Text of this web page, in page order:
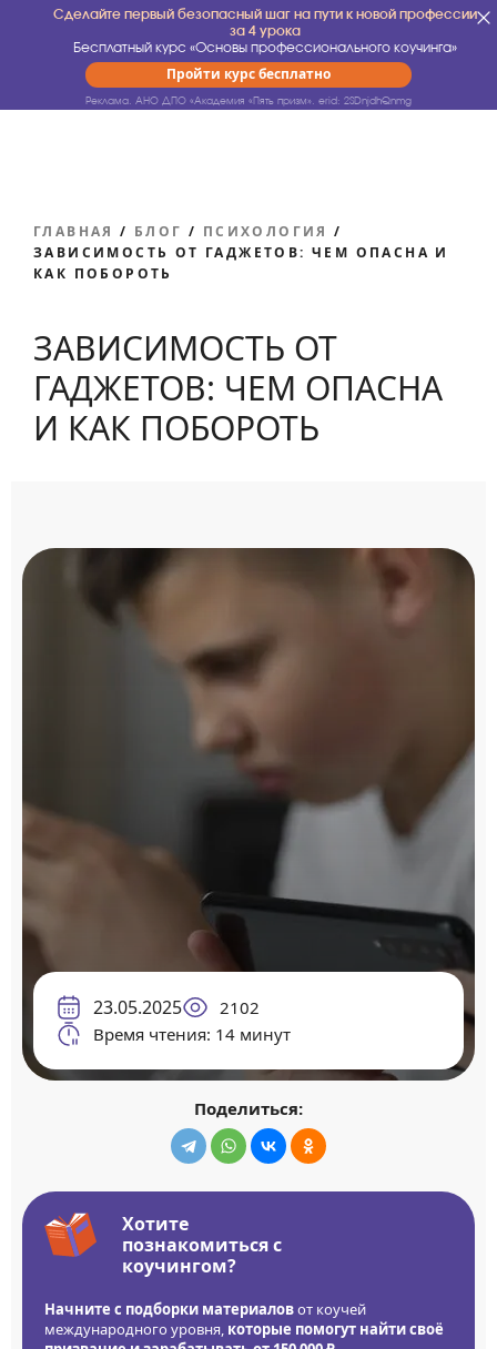
Сделайте первый безопасный шаг на пути к новой профессии
за 4 урока
Бесплатный курс «Основы профессионального коучинга»
Пройти курс бесплатно
Реклама. АНО ДПО «Академия «Пять призм». erid: 2SDnjdhQnmg
ГЛАВНАЯ / БЛОГ / ПСИХОЛОГИЯ /
ЗАВИСИМОСТЬ ОТ ГАДЖЕТОВ: ЧЕМ ОПАСНА И
КАК ПОБОРОТЬ
ЗАВИСИМОСТЬ ОТ
ГАДЖЕТОВ: ЧЕМ ОПАСНА
И КАК ПОБОРОТЬ
23.05.2025
2102
Время чтения: 14 минут
Поделиться:
Хотите
познакомиться с
коучингом?
Начните с подборки материаловот коучей
международного уровня, которые помогут найти своё